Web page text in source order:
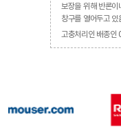
보장을 위해 반론이
창구를 열어두고 있
고충처리인 배